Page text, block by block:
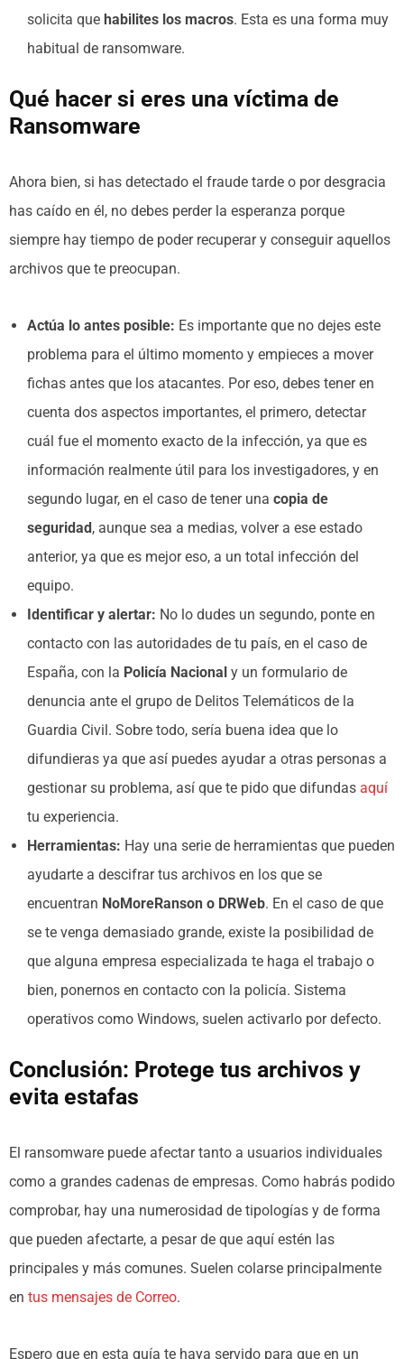
solicita que habilites los macros. Esta es una forma muy
habitual de ransomware.
Qué hacer si eres una víctima de
Ransomware
Ahora bien, si has detectado el fraude tarde o por desgracia
has caído en él, no debes perder la esperanza porque
siempre hay tiempo de poder recuperar y conseguir aquellos
archivos que te preocupan.
Actúa lo antes posible: Es importante que no dejes este
problema para el último momento y empieces a mover
fichas antes que los atacantes. Por eso, debes tener en
cuenta dos aspectos importantes, el primero, detectar
cuál fue el momento exacto de la infección, ya que es
información realmente útil para los investigadores, y en
segundo lugar, en el caso de tener una copia de
seguridad, aunque sea a medias, volver a ese estado
anterior, ya que es mejor eso, a un total infección del
equipo.
Identificar y alertar: No lo dudes un segundo, ponte en
contacto con las autoridades de tu país, en el caso de
España, con la Policía Nacional y un formulario de
denuncia ante el grupo de Delitos Telemáticos de la
Guardia Civil. Sobre todo, sería buena idea que lo
difundieras ya que así puedes ayudar a otras personas a
gestionar su problema, así que te pido que difundas aquí
tu experiencia.
Herramientas: Hay una serie de herramientas que pueden
ayudarte a descifrar tus archivos en los que se
encuentran NoMoreRanson o DRWeb. En el caso de que
se te venga demasiado grande, existe la posibilidad de
que alguna empresa especializada te haga el trabajo o
bien, ponernos en contacto con la policía. Sistema
operativos como Windows, suelen activarlo por defecto.
Conclusión: Protege tus archivos y
evita estafas
El ransomware puede afectar tanto a usuarios individuales
como a grandes cadenas de empresas. Como habrás podido
comprobar, hay una numerosidad de tipologías y de forma
que pueden afectarte, a pesar de que aquí estén las
principales y más comunes. Suelen colarse principalmente
en tus mensajes de Correo.
Espero que en esta guía te haya servido para que en un